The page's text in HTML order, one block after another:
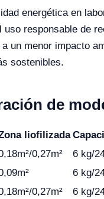
energética en
uso responsable de
un menor impacto
sostenibles.
de
liofilizada
0,27m² 6 kg/
6 kg/
0,27m² 6 kg/